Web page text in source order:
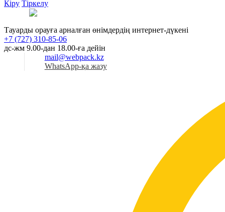
Кіру Тіркелу
Тауарды орауға арналған өнімдердің интернет-дүкені
+7 (727) 310-85-06
дс-жм 9.00-дан 18.00-ға дейін
mail@webpack.kz
WhatsApp-қа жазу